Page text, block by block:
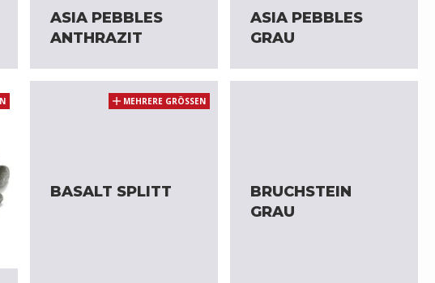
ASIA PEBBLES
ANTHRAZIT
ASIA PEBBLES
GRAU
BASALT SPLITT
MEHRERE GRÖSSEN
BRUCHSTEIN
GRAU